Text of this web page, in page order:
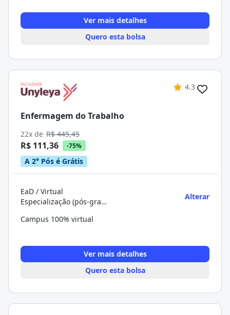
Ver mais detalhes
Quero esta bolsa
4.3
Enfermagem do Trabalho
22x de R$ 445,45
R$ 111,36 -75%
A 2° Pós é Grátis
EaD / Virtual
Especialização (pós-graduação)
Alterar
Campus 100% virtual
Ver mais detalhes
Quero esta bolsa